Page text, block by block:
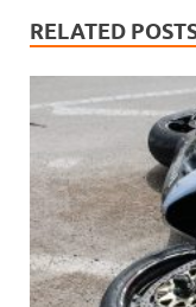
RELATED